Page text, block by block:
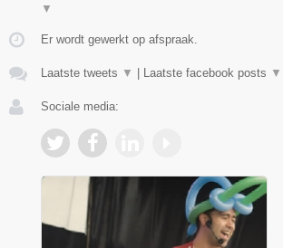
▼
Er wordt gewerkt op afspraak.
Laatste tweets ▼ Laatste facebook posts ▼
Sociale media: